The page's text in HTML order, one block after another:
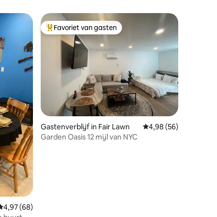
beoordeling van 4,97 op 5, 68 recensies
4,97 (68)
Topfavoriet van gasten
Favoriet van gasten
Gastenverblijf in Fair Lawn Gemiddelde
4,98 (56)
Garden Oasis 12 mijl van NYC